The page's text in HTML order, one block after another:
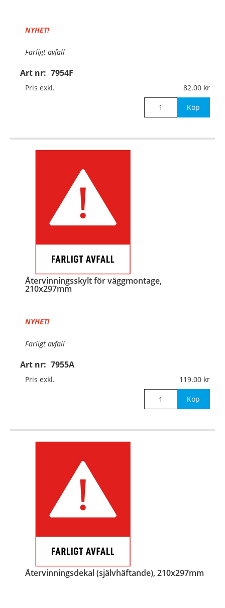
Art nr: 7954F
NYHET!
Farligt avfall
Material:Självhäftande folie
Pris exkl. 82.00
Köp
Återvinningsskylt för väggmontage,
210x297mm
Art nr: 7955A
NYHET!
Farligt avfall
Material:Aluminium, 0,7mm (väggmontage)
Pris exkl. 119.00
Köp
Återvinningsdekal (självhäftande), 210x297mm